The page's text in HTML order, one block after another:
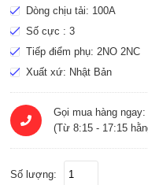
Dòng chịu tải: 100A
Số cực : 3
Tiếp điểm phụ: 2NO 2NC
Xuất xứ: Nhật Bản
Gọi mua hàng
(Từ 8:15 - 17:15
Số lượng: